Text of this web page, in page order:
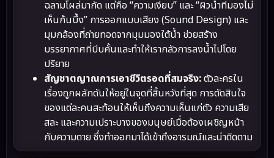
ฉลามโผล่มากัด แต่คือ “ความเงียบ” และ “ผิวน้ำที่มองไม่
เห็นก้นบึ้ง” การออกแบบเสียง (Sound Design) และ
มุมกล้องที่ถ่ายทอดจากมุมมองใต้น้ำ ช่วยสร้าง
บรรยากาศที่บีบคั้นและทำให้เรากลัวการลงน้ำไปโดย
ปริยาย
สัญชาตญาณการเอาชีวิตรอดที่สมจริง:ตัวละครใน
เรื่องถูกผลักดันให้อยู่ในจุดที่สิ้นหวังที่สุด การตัดสินใจ
ของแต่ละคนสะท้อนให้เห็นถึงความเห็นแก่ตัว ความเสีย
สละ และความเปราะบางของมนุษย์เมื่อต้องเผชิญหน้า
กับความตาย ซึ่งทำออกมาได้เข้าถึงอารมณ์และน่าติดตาม